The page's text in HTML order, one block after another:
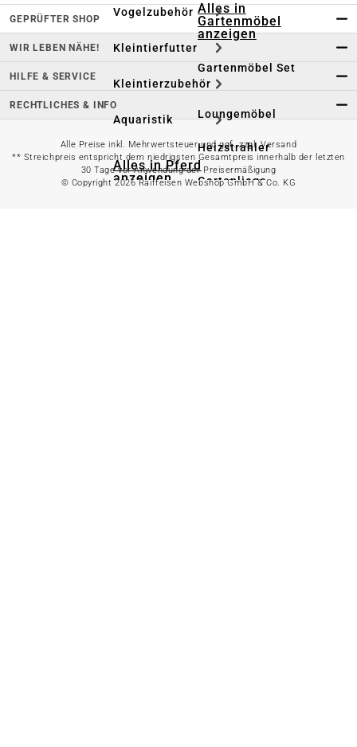
Vogelzubehör
Kleintierfutter
Kleintierzubehör
Aquaristik
Alles in Pferd
anzeigen
Alles in
Gartenmöbel
anzeigen
Gartenmöbel Set
Loungemöbel
Heizstrahler
Gartenliege
GEPRÜFTER SHOP
WIR LEBEN NÄHE!
HILFE & SERVICE
RECHTLICHES & INFO
Alle Preise inkl. Mehrwertsteuer und ggf. zzgl. Versand
** Streichpreis entspricht dem niedrigsten Gesamtpreis innerhalb der letzten
30 Tage vor Anwendung der Preisermäßigung
© Copyright 2026 Raiffeisen Webshop GmbH & Co. KG